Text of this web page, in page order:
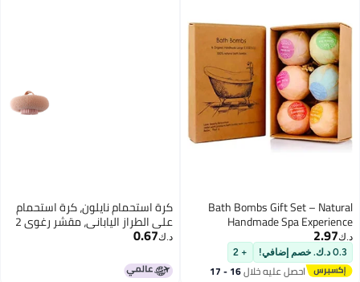
Bath Bombs Gift
Handmade
+ 2
عليه خلال 16 - 17
كرة استحمام نايلون، كرة استحمام
على الطراز الياباني، مقشر رغوي 2
في 1، فرك، إزالة الأوساخ، وفرك
الظهر.